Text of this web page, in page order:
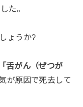
た。
ょうか?
「舌がん（ぜつが
が原因で死去して